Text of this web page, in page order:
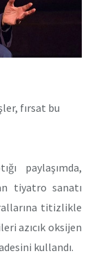
fırsat bu
paylaşımda,
tiyatro sanatı
titizlikle
azıcık oksijen
kullandı.